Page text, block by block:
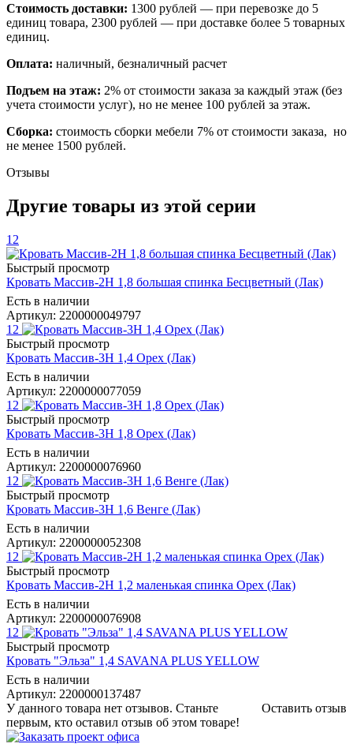
Стоимость доставки: 1300 рублей — при перевозке до 5
единиц товара, 2300 рублей — при доставке более 5 товарных
единиц.
Оплата: наличный, безналичный расчет
Подъем на этаж: 2% от стоимости заказа за каждый этаж (без
учета стоимости услуг), но не менее 100 рублей за этаж.
Сборка: стоимость сборки мебели 7% от стоимости заказа, но
не менее 1500 рублей.
Отзывы
Другие товары из этой серии
12
Быстрый просмотр
Кровать Массив-2Н 1,8 большая спинка Бесцветный (Лак)
Есть в наличии
Артикул: 2200000049797
12
Быстрый просмотр
Кровать Массив-3Н 1,4 Орех (Лак)
Есть в наличии
Артикул: 2200000077059
12
Быстрый просмотр
Кровать Массив-3Н 1,8 Орех (Лак)
Есть в наличии
Артикул: 2200000076960
12
Быстрый просмотр
Кровать Массив-3Н 1,6 Венге (Лак)
Есть в наличии
Артикул: 2200000052308
12
Быстрый просмотр
Кровать Массив-2Н 1,2 маленькая спинка Орех (Лак)
Есть в наличии
Артикул: 2200000076908
12
Быстрый просмотр
Кровать "Эльза" 1,4 SAVANA PLUS YELLOW
Есть в наличии
Артикул: 2200000137487
Оставить отзыв
У данного товара нет отзывов. Станьте
первым, кто оставил отзыв об этом товаре!